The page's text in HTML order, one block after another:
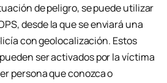
de peligro, se puede utilizar
desde la que se enviará una
con geolocalización. Estos
ser activados por la víctima
persona que conozca o